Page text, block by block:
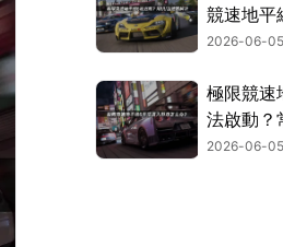
競速地平
化技巧與
2026-06-05
極限競速
法啟動？
解決方法
2026-06-05